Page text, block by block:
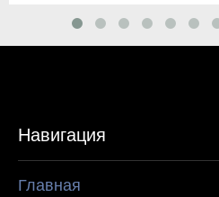
Навигация
Главная